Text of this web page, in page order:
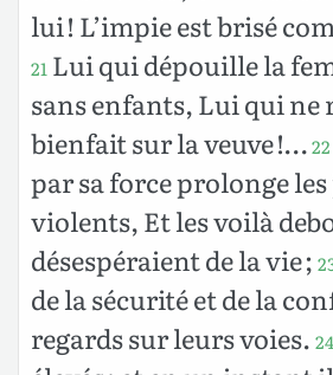
lui ! L’impie est brisé
21 Lui qui dépouille la
sans enfants, Lui qui ne
bienfait sur la veuve !…22
par sa force prolonge
violents, Et les voilà
désespéraient de la vie ;
de la sécurité et de la
regards sur leurs voies. 24